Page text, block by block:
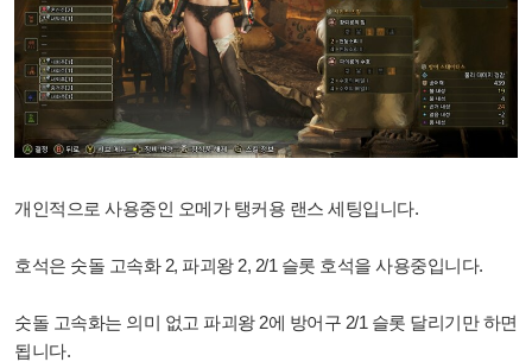
개인적으로 사용중인 오메가 탱커용 랜스 세팅입니다.
호석은 숫돌 고속화 2, 파괴왕 2, 2/1 슬롯 호석을 사용중입니다.
숫돌 고속화는 의미 없고 파괴왕 2에 방어구 2/1 슬롯 달리기만 하면
됩니다.